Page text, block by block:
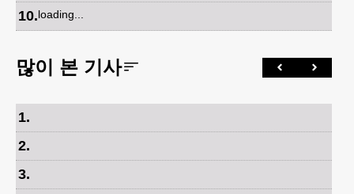
10.loading...
많이 본 기사
1.
2.
3.